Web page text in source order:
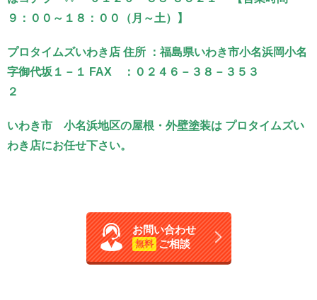
９：００～１８：００（月～土）】
プロタイムズいわき店 住所 ：福島県いわき市小名浜岡小名
字御代坂１－１ FAX ：０２４６－３８－３５３
２
いわき市 小名浜地区の屋根・外壁塗装は プロタイムズい
わき店にお任せ下さい。
お問い合わせ
無料 ご相談